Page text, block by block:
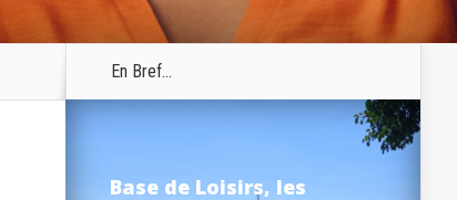
En Bref...
Base de Loisirs, les